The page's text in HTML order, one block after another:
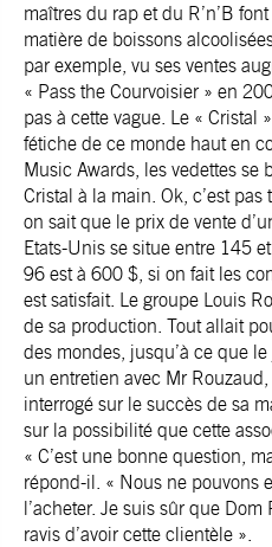
maîtres du rap et du R’n’B
matière de boissons
par exemple, vu ses ventes
« Pass the Courvoisier » en
pas à cette vague. Le « Cristal
fétiche de ce monde haut en
Music Awards, les vedettes
Cristal à la main. Ok, c’est
on sait que le prix de vente
Etats-Unis se situe entre 145
96 est à 600 $, si on fait les
est satisfait. Le groupe Louis
de sa production. Tout allait
des mondes, jusqu’à ce que
un entretien avec Mr
interrogé sur le succès de sa
sur la possibilité que cette
« C’est une bonne question,
répond-il. « Nous ne pouvons
l’acheter. Je suis sûr que
ravis d’avoir cette clientèle ».